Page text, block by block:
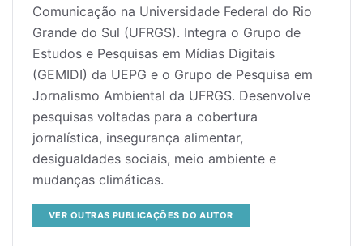
Comunicação na Universidade Federal do Rio
Grande do Sul (UFRGS). Integra o Grupo de
Estudos e Pesquisas em Mídias Digitais
(GEMIDI) da UEPG e o Grupo de Pesquisa em
Jornalismo Ambiental da UFRGS. Desenvolve
pesquisas voltadas para a cobertura
jornalística, insegurança alimentar,
desigualdades sociais, meio ambiente e
mudanças climáticas.
VER OUTRAS PUBLICAÇÕES DO AUTOR